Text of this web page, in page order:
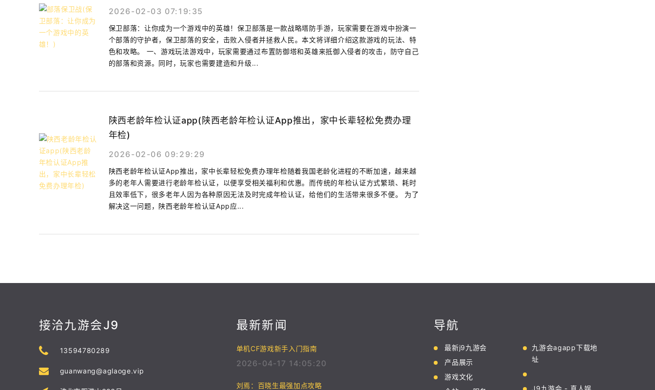
2026-02-03 07:19:35
保卫部落：让你成为一个游戏中的英雄！保卫部落是一款战略塔防手游，玩家需要在游戏中扮演一
个部落的守护者，保卫部落的安全，击败入侵者并拯救人民。本文将详细介绍这款游戏的玩法、特
色和攻略。 一、游戏玩法游戏中，玩家需要通过布置防御塔和英雄来抵御入侵者的攻击，防守自己
的部落和资源。同时，玩家也需要建造和升级...
陕西老龄年检认证app(陕西老龄年检认证App推出，家中长辈轻松免费办理
年检)
2026-02-06 09:29:29
陕西老龄年检认证App推出，家中长辈轻松免费办理年检随着我国老龄化进程的不断加速，越来越
多的老年人需要进行老龄年检认证，以便享受相关福利和优惠。而传统的年检认证方式繁琐、耗时
且效率低下，很多老年人因为各种原因无法及时完成年检认证，给他们的生活带来很多不便。 为了
解决这一问题，陕西老龄年检认证App应...
接洽九游会J9
13594780289
guanwang@aglaoge.vip
最新新闻
单机CF游戏新手入门指南
2026-04-17 14:05:20
刘焉：百晓生最强加点攻略
导航
最新j9九游会
产品展示
游戏文化
九游会agapp下载地
址
J9九游会 - 真人娱